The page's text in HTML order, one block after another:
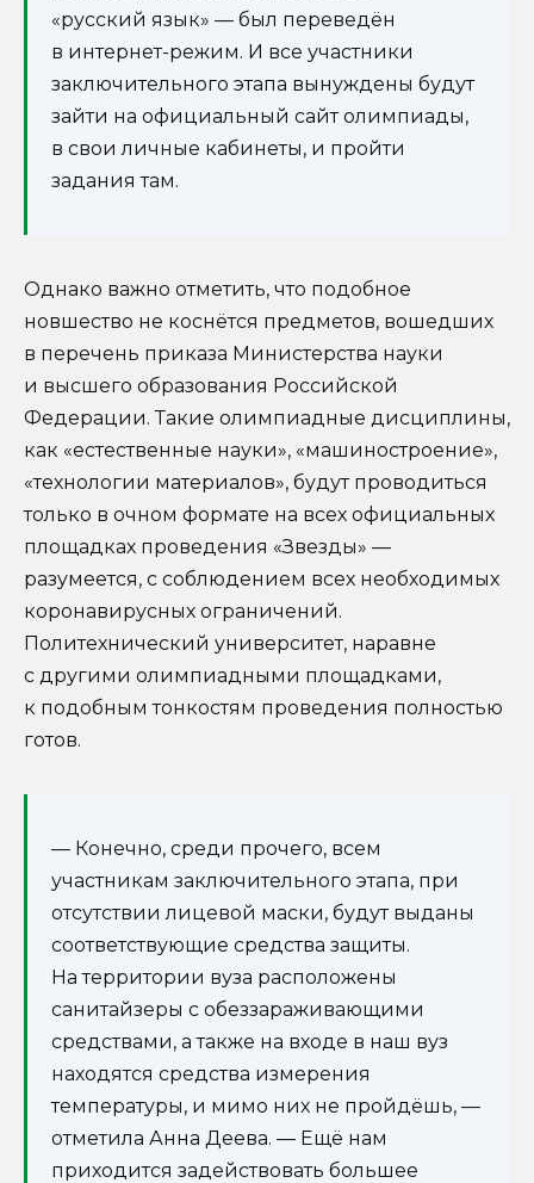
«русский язык» — был переведён
в интернет-режим. И все участники
заключительного этапа вынуждены будут
зайти на официальный сайт олимпиады,
в свои личные кабинеты, и пройти
задания там.
Однако важно отметить, что подобное
новшество не коснётся предметов, вошедших
в перечень приказа Министерства науки
и высшего образования Российской
Федерации. Такие олимпиадные дисциплины,
как «естественные науки», «машиностроение»,
«технологии материалов», будут проводиться
только в очном формате на всех официальных
площадках проведения «Звезды» —
разумеется, с соблюдением всех необходимых
коронавирусных ограничений.
Политехнический университет, наравне
с другими олимпиадными площадками,
к подобным тонкостям проведения полностью
готов.
— Конечно, среди прочего, всем
участникам заключительного этапа, при
отсутствии лицевой маски, будут выданы
соответствующие средства защиты.
На территории вуза расположены
санитайзеры с обеззараживающими
средствами, а также на входе в наш вуз
находятся средства измерения
температуры, и мимо них не пройдёшь, —
отметила Анна Деева. — Ещё нам
приходится задействовать большее